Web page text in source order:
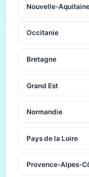
Nouvelle-
Occitanie
Bretagne
Grand Est
Normandie
Pays de la Loire
Provence-Alpes-